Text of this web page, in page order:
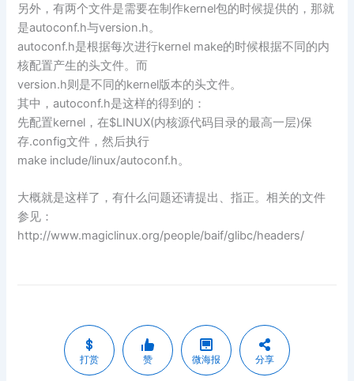
另外，有两个文件是需要在制作kernel包的时候提供的，那就
是autoconf.h与version.h。
autoconf.h是根据每次进行kernel make的时候根据不同的内
核配置产生的头文件。而
version.h则是不同的kernel版本的头文件。
其中，autoconf.h是这样的得到的：
先配置kernel，在$LINUX(内核源代码目录的最高一层)保
存.config文件，然后执行
make include/linux/autoconf.h。
大概就是这样了，有什么问题还请提出、指正。相关的文件
参见：
http://www.magiclinux.org/people/baif/glibc/headers/
打赏 赞 微海报 分享